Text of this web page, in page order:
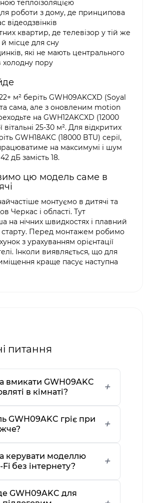
теплоізоляцією
роботи з дому, де принципова
відеодзвінків
квартир, де телевізор у тій же
й місце для сну
які не мають центрального
холодну пору
м² беріть GWH09AKCXD (Soyal
сама, але з оновленим motion
на GWH12AKCXD (12000
вітальні 25-30 м². Для відкритих
GWH18AKC (18000 BTU) серії,
на максимумі і шум
дБ замість 18.
цю модель саме в
монтуємо в дитячі та
Черкас і області. Тут
на нічних швидкостях і плавний
старту. Перед монтажем робимо
з урахуванням орієнтації
Інколи виявляється, що для
краще пасує наступна
питання
вмикати GWH09AKC
в кімнаті?
GWH09AKC гріє при
керувати моделлю
без інтернету?
GWH09AKC для